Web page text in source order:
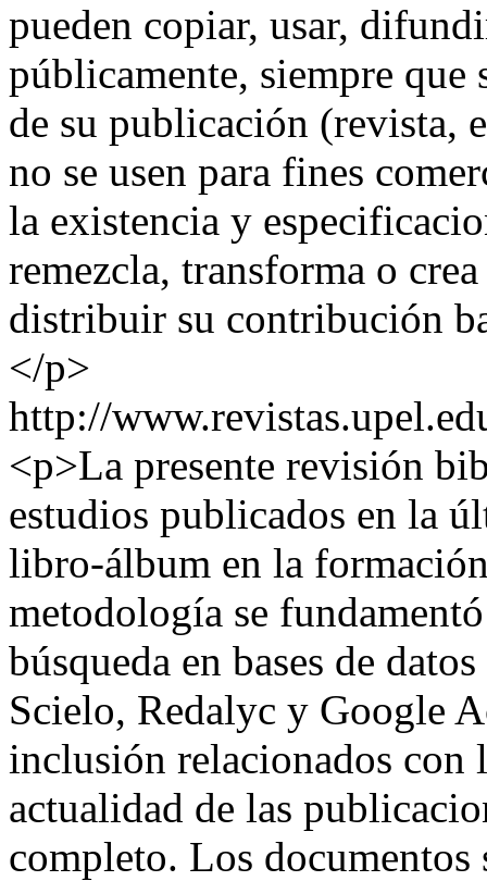
pueden copiar, usar,
públicamente, siempre
de su publicación (revista,
no se usen para fines
la existencia y
remezcla, transforma o
distribuir su contribución
</p>
http://
<p>La presente revisión
estudios publicados en la
libro-álbum en la
metodología se
búsqueda en bases de
Scielo, Redalyc y Google
inclusión relacionados con
actualidad de las
completo. Los documentos